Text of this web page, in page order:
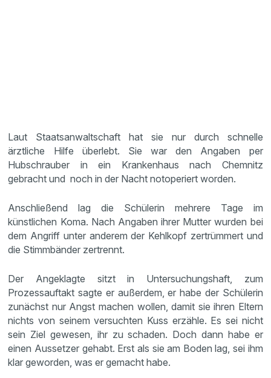
Laut Staatsanwaltschaft hat sie nur durch schnelle
ärztliche Hilfe überlebt. Sie war den Angaben per
Hubschrauber in ein Krankenhaus nach Chemnitz
gebracht und noch in der Nacht notoperiert worden.
Anschließend lag die Schülerin mehrere Tage im
künstlichen Koma. Nach Angaben ihrer Mutter wurden bei
dem Angriff unter anderem der Kehlkopf zertrümmert und
die Stimmbänder zertrennt.
Der Angeklagte sitzt in Untersuchungshaft, zum
Prozessauftakt sagte er außerdem, er habe der Schülerin
zunächst nur Angst machen wollen, damit sie ihren Eltern
nichts von seinem versuchten Kuss erzähle. Es sei nicht
sein Ziel gewesen, ihr zu schaden. Doch dann habe er
einen Aussetzer gehabt. Erst als sie am Boden lag, sei ihm
klar geworden, was er gemacht habe.